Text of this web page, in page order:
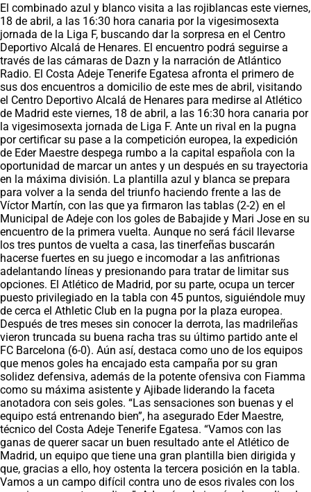
El combinado azul y blanco visita a las rojiblancas este viernes,
18 de abril, a las 16:30 hora canaria por la vigesimosexta
jornada de la Liga F, buscando dar la sorpresa en el Centro
Deportivo Alcalá de Henares. El encuentro podrá seguirse a
través de las cámaras de Dazn y la narración de Atlántico
Radio. El Costa Adeje Tenerife Egatesa afronta el primero de
sus dos encuentros a domicilio de este mes de abril, visitando
el Centro Deportivo Alcalá de Henares para medirse al Atlético
de Madrid este viernes, 18 de abril, a las 16:30 hora canaria por
la vigesimosexta jornada de Liga F. Ante un rival en la pugna
por certificar su pase a la competición europea, la expedición
de Eder Maestre despega rumbo a la capital española con la
oportunidad de marcar un antes y un después en su trayectoria
en la máxima división. La plantilla azul y blanca se prepara
para volver a la senda del triunfo haciendo frente a las de
Víctor Martín, con las que ya firmaron las tablas (2-2) en el
Municipal de Adeje con los goles de Babajide y Mari Jose en su
encuentro de la primera vuelta. Aunque no será fácil llevarse
los tres puntos de vuelta a casa, las tinerfeñas buscarán
hacerse fuertes en su juego e incomodar a las anfitrionas
adelantando líneas y presionando para tratar de limitar sus
opciones. El Atlético de Madrid, por su parte, ocupa un tercer
puesto privilegiado en la tabla con 45 puntos, siguiéndole muy
de cerca el Athletic Club en la pugna por la plaza europea.
Después de tres meses sin conocer la derrota, las madrileñas
vieron truncada su buena racha tras su último partido ante el
FC Barcelona (6-0). Aún así, destaca como uno de los equipos
que menos goles ha encajado esta campaña por su gran
solidez defensiva, además de la potente ofensiva con Fiamma
como su máxima asistente y Ajibade liderando la faceta
anotadora con seis goles. “Las sensaciones son buenas y el
equipo está entrenando bien”, ha asegurado Eder Maestre,
técnico del Costa Adeje Tenerife Egatesa. “Vamos con las
ganas de querer sacar un buen resultado ante el Atlético de
Madrid, un equipo que tiene una gran plantilla bien dirigida y
que, gracias a ello, hoy ostenta la tercera posición en la tabla.
Vamos a un campo difícil contra uno de esos rivales con los